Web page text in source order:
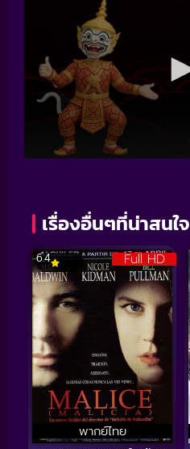
เรื่องอื่นๆที่น่าสนใจ
Full HD
พากย์ไทย
6.4